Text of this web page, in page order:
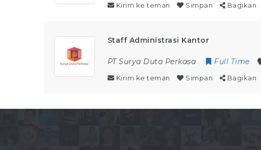
Kirim ke teman Simpan Bagikan
Staff Administrasi Kantor
PT Surya Duta Perkasa Full Time
Kirim ke teman Simpan Bagikan